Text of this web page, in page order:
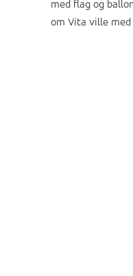
med flag og
om Vita ville